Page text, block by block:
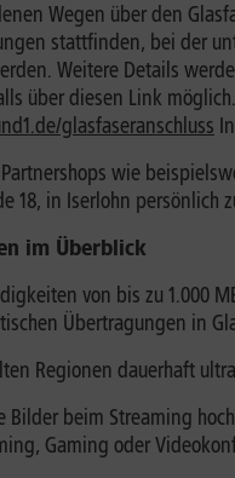
Wegen über den
stattfinden, bei der
Weitere Details
über diesen Link
glasfaseranschluss
wie
18, in Iserlohn
im Überblick
von bis zu
Übertragungen in
Regionen dauerhaft
beim Streaming
Gaming oder